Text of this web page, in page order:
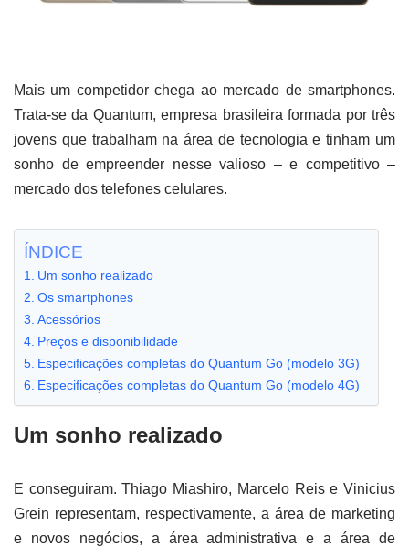
Mais um competidor chega ao mercado de smartphones.
Trata-se da Quantum, empresa brasileira formada por três
jovens que trabalham na área de tecnologia e tinham um
sonho de empreender nesse valioso – e competitivo –
mercado dos telefones celulares.
ÍNDICE
Um sonho realizado
Os smartphones
Acessórios
Preços e disponibilidade
Especificações completas do Quantum Go (modelo 3G)
Especificações completas do Quantum Go (modelo 4G)
Um sonho realizado
E conseguiram. Thiago Miashiro, Marcelo Reis e Vinicius
Grein representam, respectivamente, a área de marketing
e novos negócios, a área administrativa e a área de